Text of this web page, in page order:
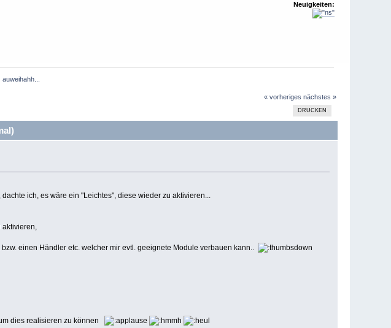
Neuigkeiten:
« vorheriges nächstes »
DRUCKEN
ich, es wäre ein "Leichtes", diese wieder zu aktivieren...
einen Händler etc. welcher mir evtl. geeignete Module verbauen kann..
dies realisieren zu können